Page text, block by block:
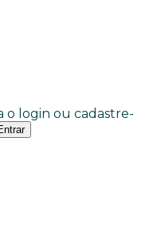
o login ou cadastre-